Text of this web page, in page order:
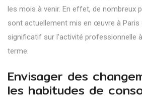
les mois à venir. En effet, de nombreux
sont actuellement mis en œuvre à Paris
significatif sur l’activité professionnelle
terme.
Envisager des
les habitudes de